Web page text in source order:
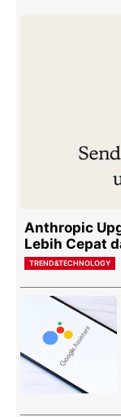
Anthropic
Lebih Cepat
TREND&TECHNOLOGY